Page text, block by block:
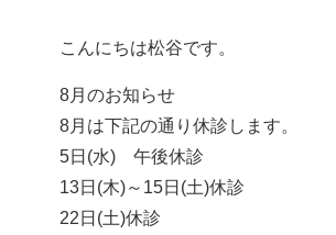
こんにちは松谷です。
8月のお知らせ
8月は下記の通り休診します。
5日(水) 午後休診
13日(木)～15日(土)休診
22日(土)休診